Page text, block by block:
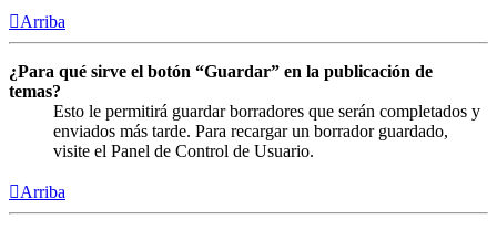
Arriba
¿Para qué sirve el botón “Guardar” en la publicación de
temas?
Esto le permitirá guardar borradores que serán completados y
enviados más tarde. Para recargar un borrador guardado,
visite el Panel de Control de Usuario.
Arriba